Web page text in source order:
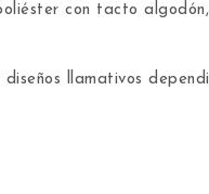
con tacto
diseños llamativos